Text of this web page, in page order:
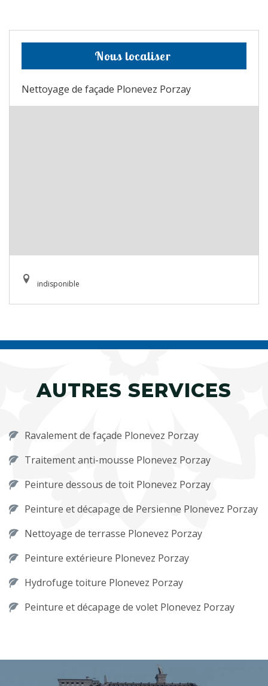
Nous localiser
Nettoyage de façade Plonevez Porzay
indisponible
AUTRES SERVICES
Ravalement de façade Plonevez Porzay
Traitement anti-mousse Plonevez Porzay
Peinture dessous de toit Plonevez Porzay
Peinture et décapage de Persienne Plonevez Porzay
Nettoyage de terrasse Plonevez Porzay
Peinture extérieure Plonevez Porzay
Hydrofuge toiture Plonevez Porzay
Peinture et décapage de volet Plonevez Porzay